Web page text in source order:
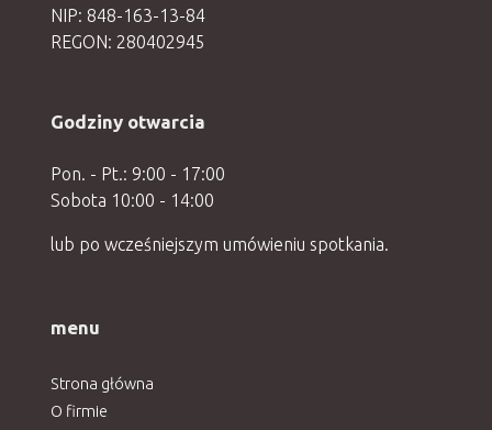
NIP: 848-163-13-84
REGON: 280402945
Godziny otwarcia
Pon. - Pt.: 9:00 - 17:00
Sobota 10:00 - 14:00
lub po wcześniejszym umówieniu spotkania.
menu
Strona główna
O firmie